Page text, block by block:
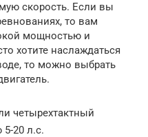
скорость. Если вы
то вам
мощностью и
хотите наслаждаться
то можно выбрать
четырехтактный
20 л.с.